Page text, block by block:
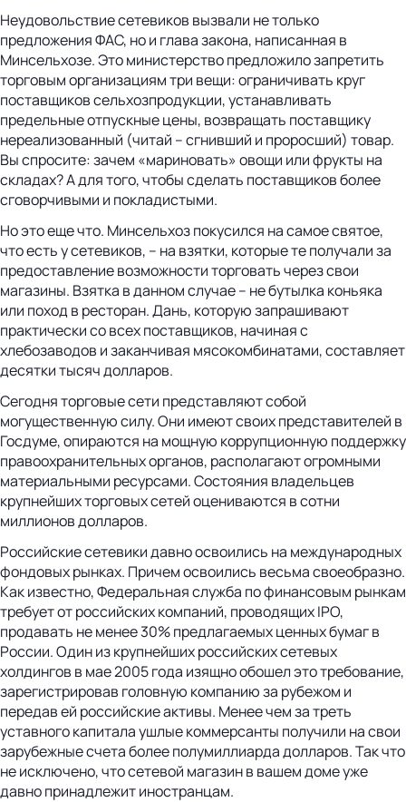
Неудовольствие сетевиков вызвали не только
предложения ФАС, но и глава закона, написанная в
Минсельхозе. Это министерство предложило запретить
торговым организациям три вещи: ограничивать круг
поставщиков сельхозпродукции, устанавливать
предельные отпускные цены, возвращать поставщику
нереализованный (читай – сгнивший и проросший) товар.
Вы спросите: зачем «мариновать» овощи или фрукты на
складах? А для того, чтобы сделать поставщиков более
сговорчивыми и покладистыми.
Но это еще что. Минсельхоз покусился на самое святое,
что есть у сетевиков, – на взятки, которые те получали за
предоставление возможности торговать через свои
магазины. Взятка в данном случае – не бутылка коньяка
или поход в ресторан. Дань, которую запрашивают
практически со всех поставщиков, начиная с
хлебозаводов и заканчивая мясокомбинатами, составляет
десятки тысяч долларов.
Сегодня торговые сети представляют собой
могущественную силу. Они имеют своих представителей в
Госдуме, опираются на мощную коррупционную поддержку
правоохранительных органов, располагают огромными
материальными ресурсами. Состояния владельцев
крупнейших торговых сетей оцениваются в сотни
миллионов долларов.
Российские сетевики давно освоились на международных
фондовых рынках. Причем освоились весьма своеобразно.
Как известно, Федеральная служба по финансовым рынкам
требует от российских компаний, проводящих IPO,
продавать не менее 30% предлагаемых ценных бумаг в
России. Один из крупнейших российских сетевых
холдингов в мае 2005 года изящно обошел это требование,
зарегистрировав головную компанию за рубежом и
передав ей российские активы. Менее чем за треть
уставного капитала ушлые коммерсанты получили на свои
зарубежные счета более полумиллиарда долларов. Так что
не исключено, что сетевой магазин в вашем доме уже
давно принадлежит иностранцам.